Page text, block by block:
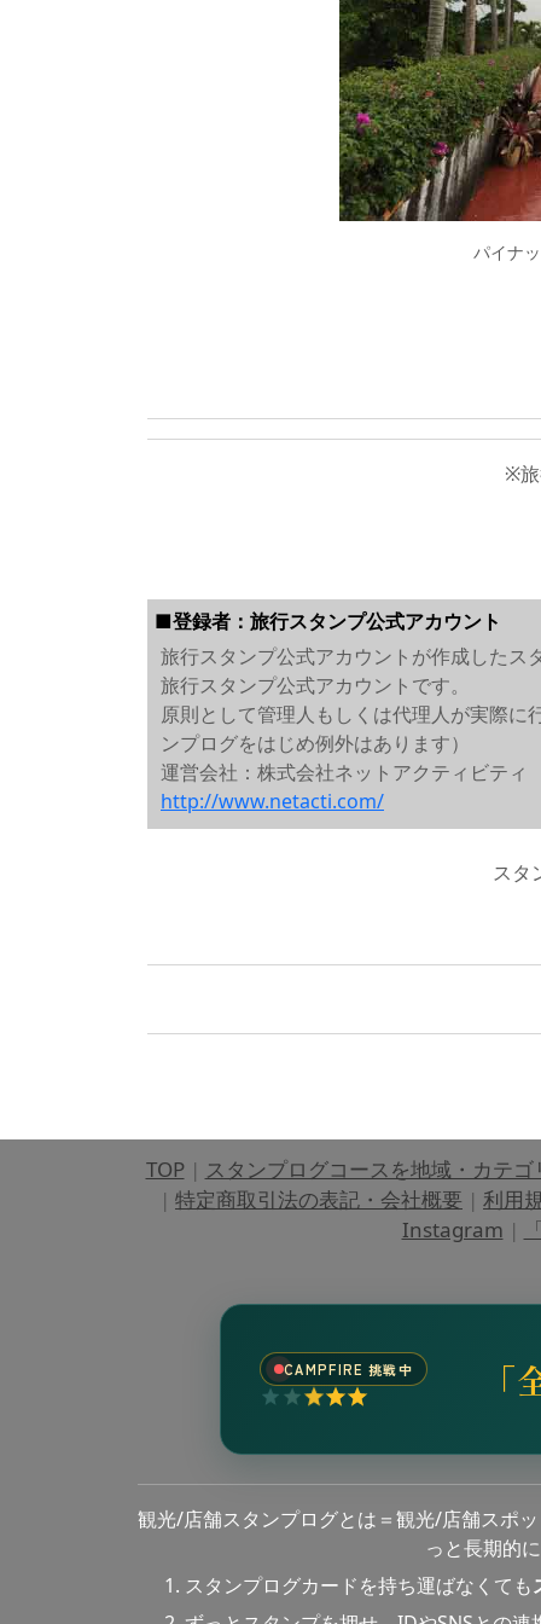
パイナ
※
■登録者：旅行スタンプ公式アカウント
旅行スタンプ公式アカウントが作成したス
旅行スタンプ公式アカウントです。
原則として管理人もしくは代理人が実際
ンプログをはじめ例外はあります）
運営会社：株式会社ネットアクティビティ
http://www.netacti.com/
スタ
TOP| スタンプログコースを地域・カテゴ
| 特定商取引法の表記・会社概要 | 利用
Instagram |
CAMPFIRE 挑戦中
観光/店舗スタンプログとは＝観光/店舗スポ
っと長期的
スタンプログカードを持ち運ばなくても